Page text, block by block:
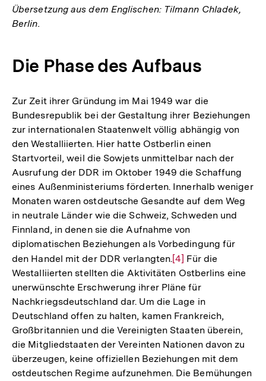
der
Übersetzung aus dem Englischen: Tilmann Chladek,
Berlin.
Die Phase des Aufbaus
Zur Zeit ihrer Gründung im Mai 1949 war die
Bundesrepublik bei der Gestaltung ihrer Beziehungen
zur internationalen Staatenwelt völlig abhängig von
den Westalliierten. Hier hatte Ostberlin einen
Startvorteil, weil die Sowjets unmittelbar nach der
Ausrufung der DDR im Oktober 1949 die Schaffung
eines Außenministeriums förderten. Innerhalb weniger
Monaten waren ostdeutsche Gesandte auf dem Weg
in neutrale Länder wie die Schweiz, Schweden und
Finnland, in denen sie die Aufnahme von
diplomatischen Beziehungen als Vorbedingung für
den Handel mit der DDR verlangten.Zur
Auflösung
der
Fußnote
[4] Für die
Westalliierten stellten die Aktivitäten Ostberlins eine
unerwünschte Erschwerung ihrer Pläne für
Nachkriegsdeutschland dar. Um die Lage in
Deutschland offen zu halten, kamen Frankreich,
Großbritannien und die Vereinigten Staaten überein,
die Mitgliedstaaten der Vereinten Nationen davon zu
überzeugen, keine offiziellen Beziehungen mit dem
ostdeutschen Regime aufzunehmen. Die Bemühungen